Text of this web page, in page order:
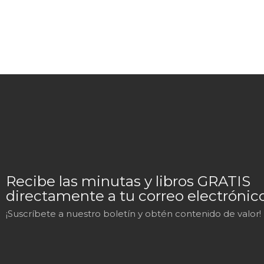
Recibe las minutas y libros GRATIS
directamente a tu correo
¡Suscríbete a nuestro boletín y obtén contenido de valor!